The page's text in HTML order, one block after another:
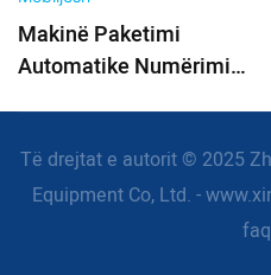
Makinë Paketimi
Automatike Numërimi
Të drejtat e autorit © 2025
Equipment Co, Ltd. -